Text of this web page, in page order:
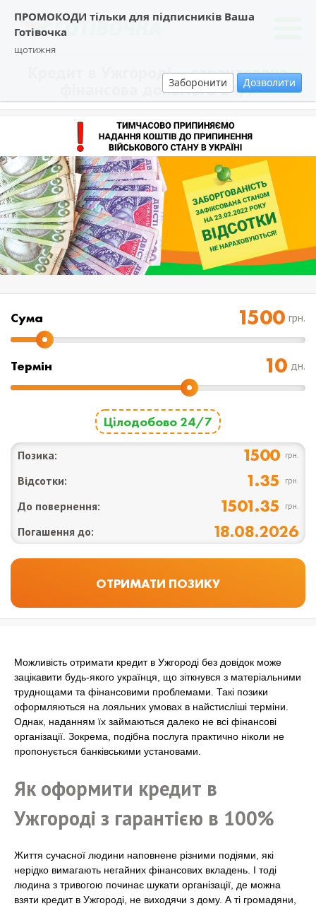
ПРОМОКОДИ тільки для підписників Ваша
Готівочка
щотижня
Заборонити Дозволити
Кредит в Ужгороді — гарантована
фінансова допомога 24/7
Cума грн.
Термін дн.
Цілодобово 24/7
Позика: 1500 грн.
Відсотки: 1.35 грн.
До повернення: 1501.35 грн.
Погашення до: 18.08.2026
Можливість отримати кредит в Ужгороді без довідок може
зацікавити будь-якого українця, що зіткнувся з матеріальними
труднощами та фінансовими проблемами. Такі позики
оформляються на лояльних умовах в найстисліші терміни.
Однак, наданням їх займаються далеко не всі фінансові
організації. Зокрема, подібна послуга практично ніколи не
пропонується банківськими установами.
Як оформити кредит в
Ужгороді з гарантією в 100%
Життя сучасної людини наповнене різними подіями, які
нерідко вимагають негайних фінансових вкладень. І тоді
людина з тривогою починає шукати організації, де можна
взяти кредит в Ужгороді, не виходячи з дому. А ті громадяни,